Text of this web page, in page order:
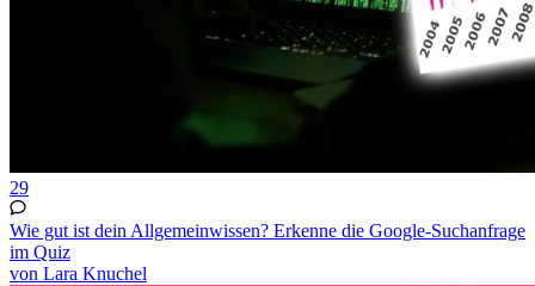
29
Wie gut ist dein Allgemeinwissen? Erkenne die Google-Suchanfrage
im Quiz
von Lara Knuchel